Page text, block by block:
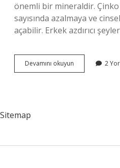
önemli bir mineraldir.
sayısında azalmaya ve
açabilir. Erkek azdırıcı
Devamını okuyun
Karışım
2
Sitemap